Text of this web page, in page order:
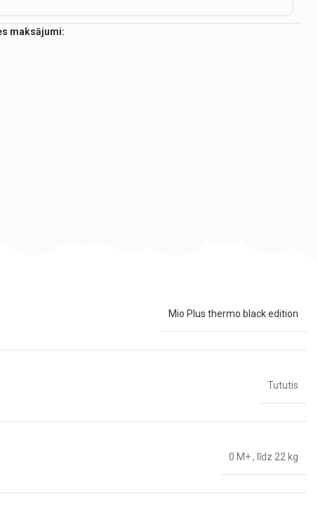
maksājumi:
Mio Plus thermo black edition
Tututis
0 M+, līdz 22 kg